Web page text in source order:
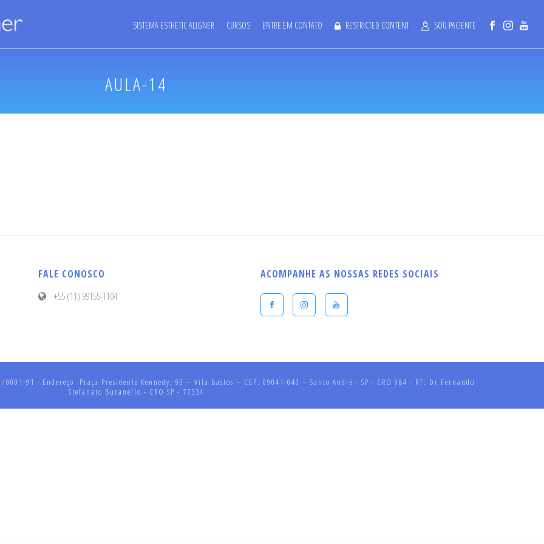
SISTEMA ESTHETIC ALIGNER CURSOS ENTRE EM CONTATO RESTRICTED CONTENT SOU PACIENTE
AULA-14
FALE CONOSCO
+55 (11) 99155-1104
ACOMPANHE AS NOSSAS REDES SOCIAIS
0001-91 - Endereço: Praça Presidente Kennedy, 90 – Vila Bastos – CEP: 09041-040 – Santo André - SP - CRO 984 - RT: Dr Fernando
Stefanato Buranello - CRO SP - 77334